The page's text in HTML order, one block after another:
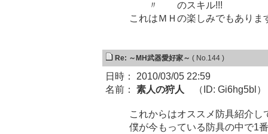
〃 のスキル!!!
これはＭＨの楽しみでもありま
Re: ～MH武器愛好家～ ( No.144 )
日時： 2010/03/05 22:59
名前： 素人の狩人 （ID: Gi6hg5bl）
これからはオススメ防具紹介し
僕が今もっている防具の中で1